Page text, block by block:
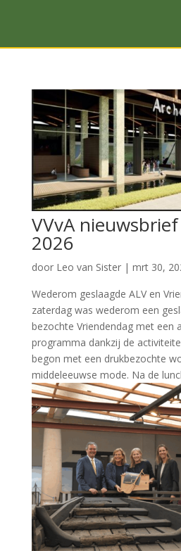
VVvA
2026
door Leo van Sister| mrt 30,
Wederom geslaagde ALV en
zaterdag was wederom een
bezochte Vriendendag met een
programma dankzij de
begon met een drukbezochte
middeleeuwse mode. Na de